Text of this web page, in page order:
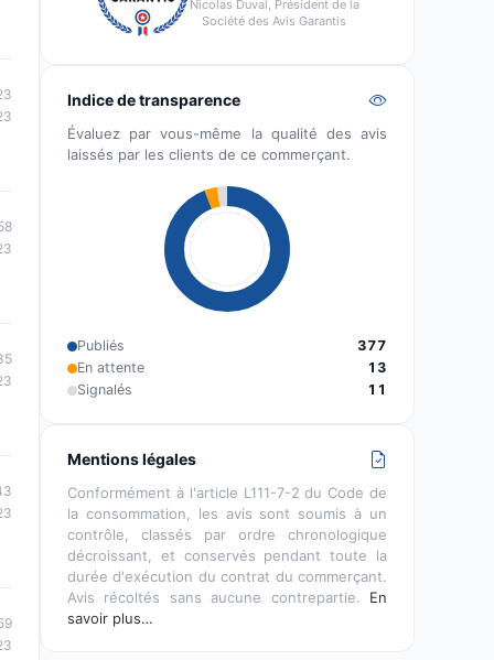
Nicolas Duval, Président de la
Société des Avis Garantis
Indice de transparence
Évaluez par vous-même la qualité des avis
laissés par les clients de ce commerçant.
Publiés
377
En attente
13
Signalés
11
Mentions légales
Conformément à l'article L111-7-2 du Code de
la consommation, les avis sont soumis à un
contrôle, classés par ordre chronologique
décroissant, et conservés pendant toute la
durée d'exécution du contrat du commerçant.
Avis récoltés sans aucune contrepartie. En
savoir plus…